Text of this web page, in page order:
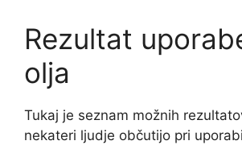
Rezultat
olja
Tukaj je seznam možnih
nekateri ljudje občutijo pri